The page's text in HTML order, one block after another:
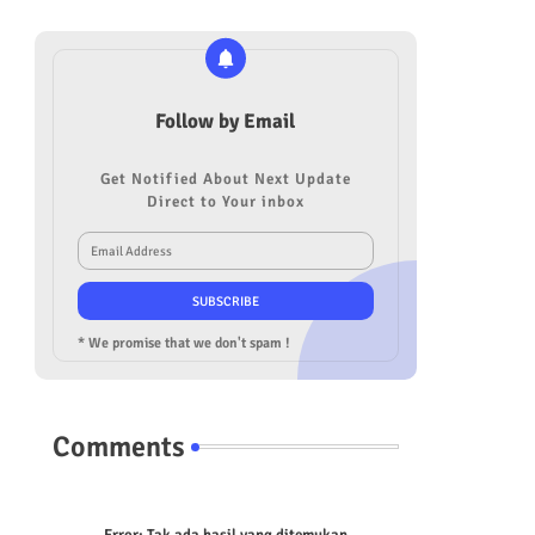
Follow by Email
Get Notified About Next Update
Direct to Your inbox
* We promise that we don't spam !
Comments